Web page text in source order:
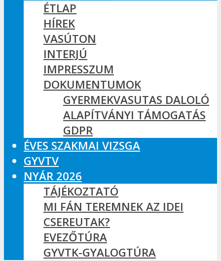
ÉTLAP
HÍREK
VASÚTON
INTERJÚ
IMPRESSZUM
DOKUMENTUMOK
GYERMEKVASUTAS DALOLÓ
ALAPÍTVÁNYI TÁMOGATÁS
GDPR
ÉVES SZAKMAI VIZSGA
GYVTV
NYÁR 2026
TÁJÉKOZTATÓ
MI FÁN TEREMNEK AZ IDEI
CSEREUTAK?
EVEZŐTÚRA
GYVTK-GYALOGTÚRA